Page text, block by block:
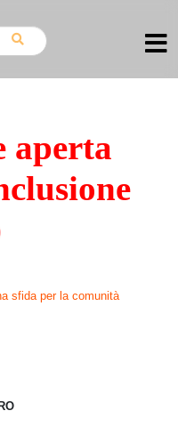
aperta
sfida per la comunità